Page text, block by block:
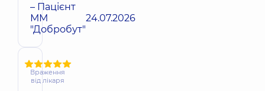
– Пацієнт
ММ
"Добробут"
24.07.2026
Враження
від лікаря